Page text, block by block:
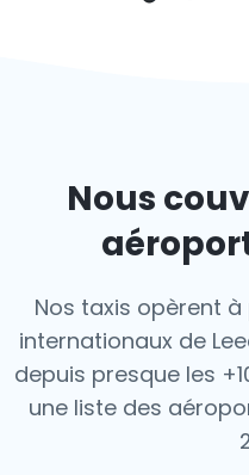
Nous
Nos taxis opèrent
internationaux de
depuis presque les
une liste des